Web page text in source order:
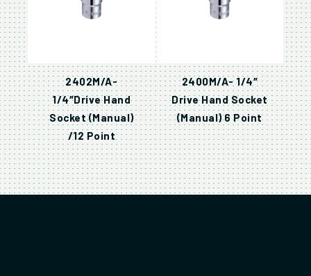
2402M/A-
1/4″Drive Hand
Socket (Manual)
/12 Point
2400M/A- 1/4″
Drive Hand Socket
(Manual) 6 Point